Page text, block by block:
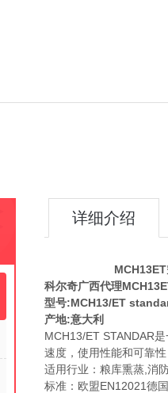
详细介绍
MCH13ET空气
科尔奇广西代理
型号:MCH13/ET
产地:意大利
MCH13/ET STANDAR
速度，使用性能和可靠
适用行业：粮库熏蒸,消
标准：欧盟EN12021德